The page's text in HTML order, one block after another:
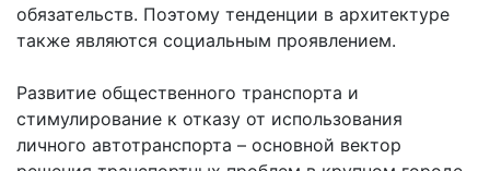
обязательств. Поэтому тенденции в архитектуре
также являются социальным проявлением.
Развитие общественного транспорта и
стимулирование к отказу от использования
личного автотранспорта – основной вектор